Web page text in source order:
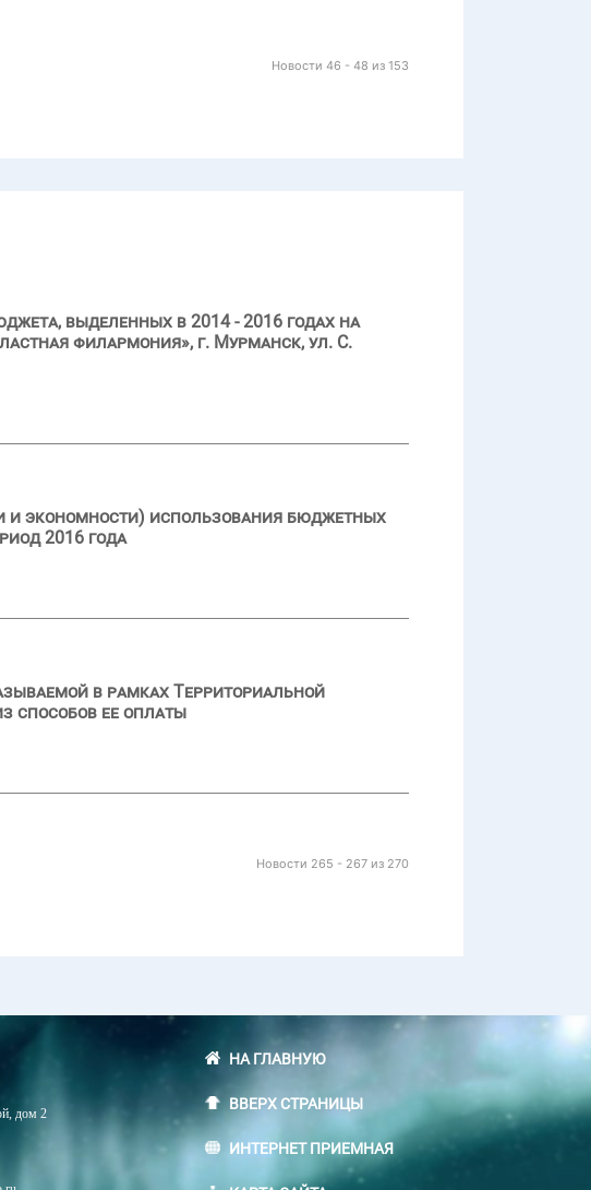
Новости 46 - 48 из 153
выделенных в 2014 - 2016 годах на
филармония», г. Мурманск, ул. С.
и экономности) использования бюджетных
2016 года
в рамках Территориальной
способов ее оплаты
Новости 265 - 267 из 270
дом 2
НА ГЛАВНУЮ
ВВЕРХ СТРАНИЦЫ
ИНТЕРНЕТ ПРИЕМНАЯ